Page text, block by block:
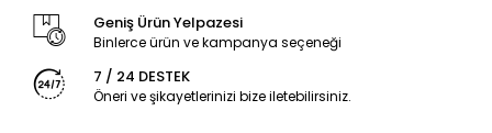
Geniş Ürün Yelpazesi
Binlerce ürün ve kampanya seçeneği
7 / 24 DESTEK
Öneri ve şikayetlerinizi bize iletebilirsiniz.